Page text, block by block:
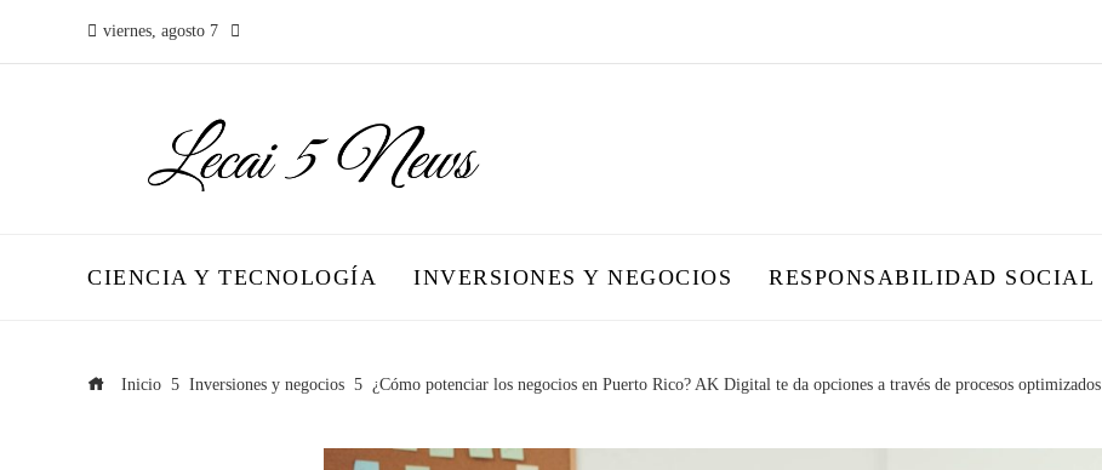
viernes, agosto 7
CIENCIA Y TECNOLOGÍA INVERSIONES Y NEGOCIOS RESPONSABILIDAD SOCIAL
Inicio Inversiones y negocios ¿Cómo potenciar los negocios en Puerto Rico? AK Digital te da opciones a través de procesos optimizados